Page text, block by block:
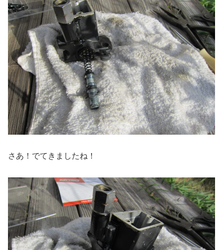
さあ！でてきましたね！